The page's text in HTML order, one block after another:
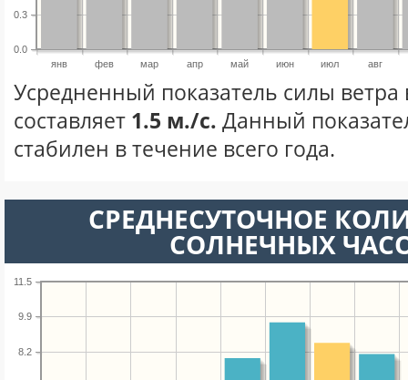
янв фев мар апр май июн июл авг
0.0
0.3
Усредненный показатель силы
составляет 1.5 м./с. Данный
стабилен в течение всего года.
СРЕДНЕСУТОЧНОЕ
СОЛНЕЧНЫХ
8.2
9.9
11.5